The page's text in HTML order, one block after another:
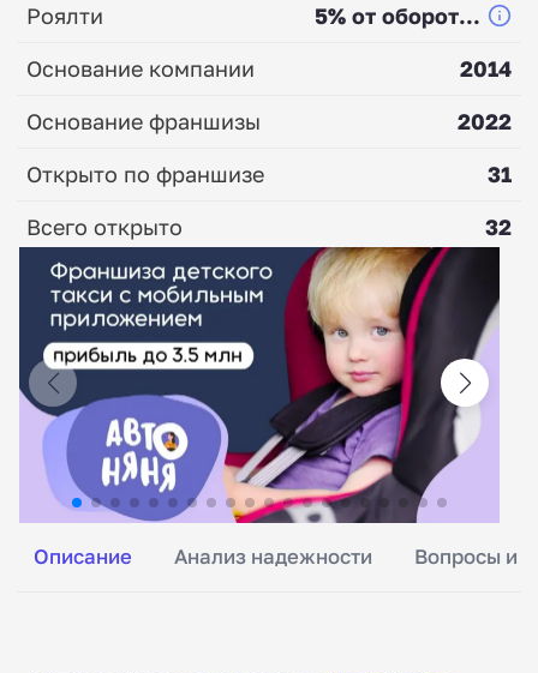
Описание Анализ надежности Вопросы и
Роялти
5% от оборот...
Основание компании
2014
Основание франшизы
2022
Открыто по франшизе
31
Всего открыто
32